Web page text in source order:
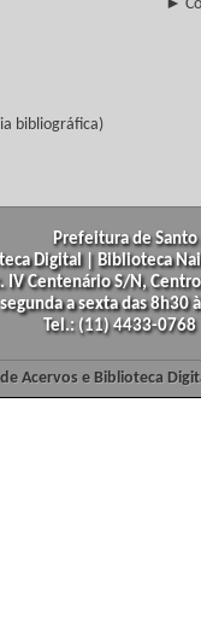
►
bibliográfica)
Prefeitura de
Digital | Biblioteca
IV Centenário S/N,
a sexta das
Tel.: (11) 4433-
de Acervos e Biblioteca